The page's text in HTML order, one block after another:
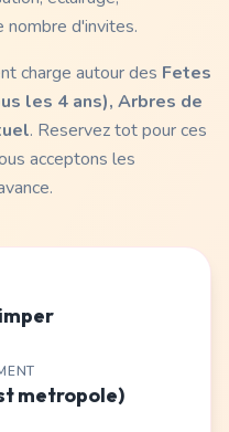
nombre d'invites.
charge autour des Fetes
les 4 ans), Arbres de
. Reservez tot pour ces
acceptons les
metropole)